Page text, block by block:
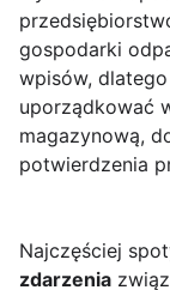
gospodarki
wpisów,
uporządkować
magazynową,
potwierdzenia
Najczęściej
zdarzenia